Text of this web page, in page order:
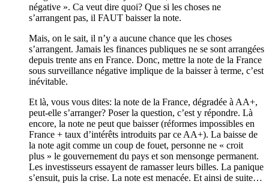
négative ». Ca veut dire quoi? Que si les choses ne
s’arrangent pas, il FAUT baisser la note.
Mais, on le sait, il n’y a aucune chance que les choses
s’arrangent. Jamais les finances publiques ne se sont arrangées
depuis trente ans en France. Donc, mettre la note de la France
sous surveillance négative implique de la baisser à terme, c’est
inévitable.
Et là, vous vous dites: la note de la France, dégradée à AA+,
peut-elle s’arranger? Poser la question, c’est y répondre. Là
encore, la note ne peut que baisser (réformes impossibles en
France + taux d’intérêts introduits par ce AA+). La baisse de
la note agit comme un coup de fouet, personne ne « croit
plus » le gouvernement du pays et son mensonge permanent.
Les investisseurs essayent de ramasser leurs billes. La panique
s’ensuit, puis la crise. La note est menacée. Et ainsi de suite…